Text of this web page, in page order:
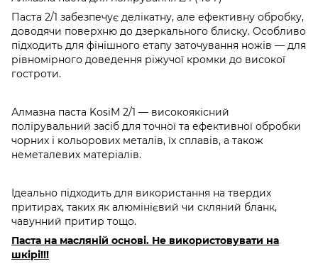
Паста 2/1 забезпечує делікатну, але ефективну обробку,
доводячи поверхню до дзеркального блиску. Особливо
підходить для фінішного етапу заточування ножів — для
рівномірного доведення ріжучої кромки до високої
гостроти.
Алмазна паста KosiM 2/1 — високоякісний
полірувальний засіб для точної та ефективної обробки
чорних і кольорових металів, їх сплавів, а також
неметалевих матеріалів.
Ідеально підходить для використання на твердих
притирах, таких як алюмінієвий чи скляний бланк,
чавунний притир тощо.
Паста на масляній основі. Не використовувати на
шкірі!!!